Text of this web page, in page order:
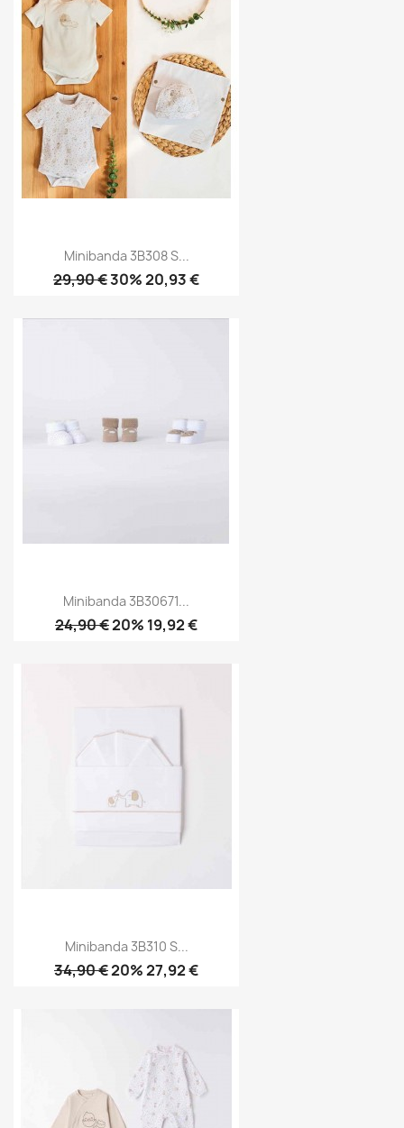
Minibanda 3B308 S...
29,90 €30% 20,93 €
Minibanda 3B30671...
24,90 €20% 19,92 €
Minibanda 3B310 S...
34,90 €20% 27,92 €